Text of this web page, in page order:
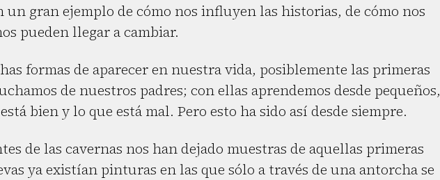
un gran ejemplo de cómo nos influyen las historias, de cómo nos
pueden llegar a cambiar.
formas de aparecer en nuestra vida, posiblemente las primeras
de nuestros padres; con ellas aprendemos desde pequeños,
bien y lo que está mal. Pero esto ha sido así desde siempre.
de las cavernas nos han dejado muestras de aquellas primeras
ya existían pinturas en las que sólo a través de una antorcha se